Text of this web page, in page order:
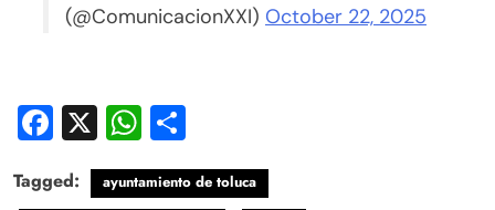
(@ComunicacionXXI) October 22, 2025
Facebook
X WhatsApp
Tagged:
ayuntamiento de toluca